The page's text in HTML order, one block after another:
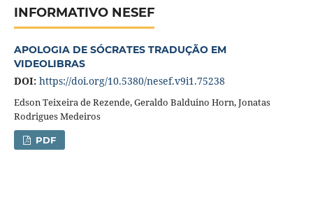
INFORMATIVO NESEF
APOLOGIA DE SÓCRATES TRADUÇÃO EM
VIDEOLIBRAS
DOI: https://doi.org/10.5380/nesef.v9i1.75238
Edson Teixeira de Rezende, Geraldo Balduino Horn, Jonatas
Rodrigues Medeiros
PDF